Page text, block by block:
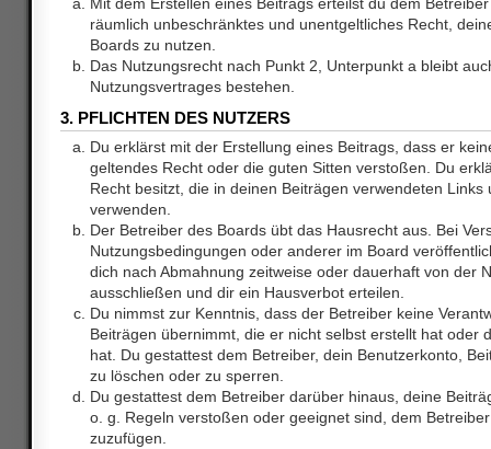
Mit dem Erstellen eines Beitrags erteilst du dem
räumlich unbeschränktes und unentgeltliches Recht,
Boards zu nutzen.
Das Nutzungsrecht nach Punkt 2, Unterpunkt a bleibt
Nutzungsvertrages bestehen.
3. PFLICHTEN DES NUTZERS
Du erklärst mit der Erstellung eines Beitrags, dass er
geltendes Recht oder die guten Sitten verstoßen. Du
Recht besitzt, die in deinen Beiträgen verwendeten Links
verwenden.
Der Betreiber des Boards übt das Hausrecht aus. Bei
Nutzungsbedingungen oder anderer im Board
dich nach Abmahnung zeitweise oder dauerhaft von der
ausschließen und dir ein Hausverbot erteilen.
Du nimmst zur Kenntnis, dass der Betreiber keine
Beiträgen übernimmt, die er nicht selbst erstellt hat oder
hat. Du gestattest dem Betreiber, dein Benutzerkonto,
zu löschen oder zu sperren.
Du gestattest dem Betreiber darüber hinaus, deine
o. g. Regeln verstoßen oder geeignet sind, dem
zuzufügen.